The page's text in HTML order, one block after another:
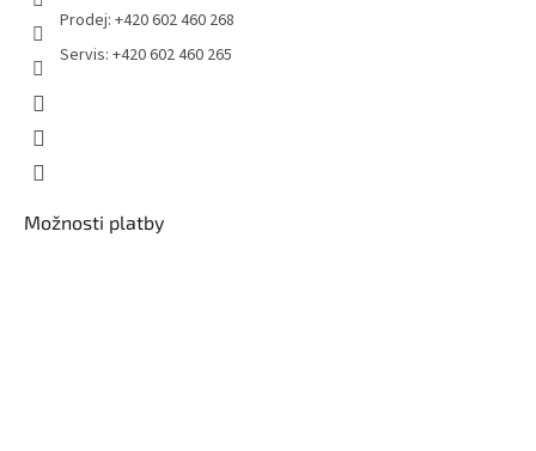
Prodej: +420 602 460 268
Servis: +420 602 460 265
Možnosti platby